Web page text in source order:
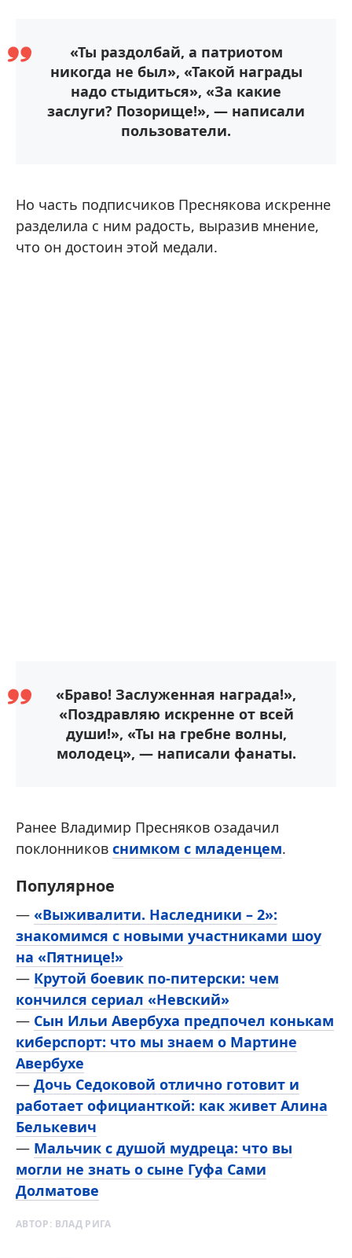
«Ты раздолбай, а патриотом
никогда не был», «Такой награды
надо стыдиться», «За какие
заслуги? Позорище!», — написали
пользователи.
Но часть подписчиков Преснякова искренне
разделила с ним радость, выразив мнение,
что он достоин этой медали.
«Браво! Заслуженная награда!»,
«Поздравляю искренне от всей
души!», «Ты на гребне волны,
молодец», — написали фанаты.
Ранее Владимир Пресняков озадачил
поклонников снимком с младенцем.
Популярное
— «Выживалити. Наследники – 2»:
знакомимся с новыми участниками шоу
на «Пятнице!»
— Крутой боевик по-питерски: чем
кончился сериал «Невский»
— Сын Ильи Авербуха предпочел конькам
киберспорт: что мы знаем о Мартине
Авербухе
— Дочь Седоковой отлично готовит и
работает официанткой: как живет Алина
Белькевич
— Мальчик с душой мудреца: что вы
могли не знать о сыне Гуфа Сами
Долматове
АВТОР: ВЛАД РИГА